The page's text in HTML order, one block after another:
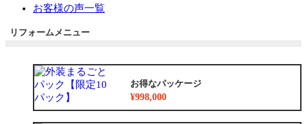
お客様の声一覧
リフォームメニュー
お得なパッケージ
¥998,000